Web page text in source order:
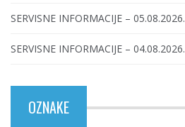
SERVISNE INFORMACIJE – 05.08.2026.
SERVISNE INFORMACIJE – 04.08.2026.
OZNAKE